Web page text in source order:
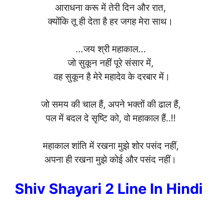
आराधना करू में तेरी दिन और रात,
क्योंकि तू ही देता है हर जगह मेरा साथ।
…जय श्री महाकाल…
जो सुकून नहीं पूरे संसार में,
वह सुकून है मेरे महादेव के दरबार में।
जो समय की चाल हैं, अपने भक्तों की ढाल हैं,
पल में बदल दे सृष्टि को, वो महाकाल हैं..!!
महाकाल शांति में रखना मुझे शोर पसंद नहीं,
अपना ही रखना मुझे कोई और पसंद नहीं।
Shiv Shayari 2 Line In Hindi